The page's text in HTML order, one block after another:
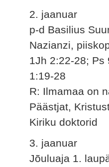
2. jaanuar
p-d Basilius
Nazianzi,
1Jh 2:22-28; Ps
1:19-28
R: Ilmamaa on
Päästjat,
Kiriku doktorid
3. jaanuar
Jõuluaja 1.